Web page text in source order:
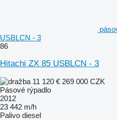
USBLCN - 3
86
Hitachi ZX 85 USBLCN - 3
11 120 € 269 000 CZK
Pásové rýpadlo
2012
23 442 m/h
Palivo diesel